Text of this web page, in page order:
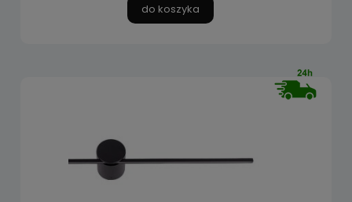
do koszyka